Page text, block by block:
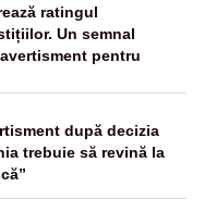
ratingul
Un semnal
pentru
după decizia
trebuie să revină la